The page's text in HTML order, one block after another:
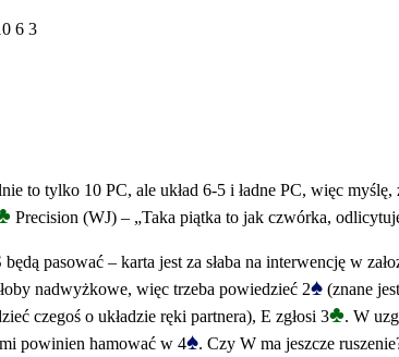
6 3
to tylko 10 PC, ale układ 6-5 i ładne PC, więc
Precision (WJ) – „Taka piątka to jak czwórka,
pasować – karta jest za słaba na interwencję w
nadwyżkowe, więc trzeba powiedzieć 2♠ (znane
czegoś o układzie ręki partnera), E zgłosi 3♣. W
powinien hamować w 4♠. Czy W ma jeszcze